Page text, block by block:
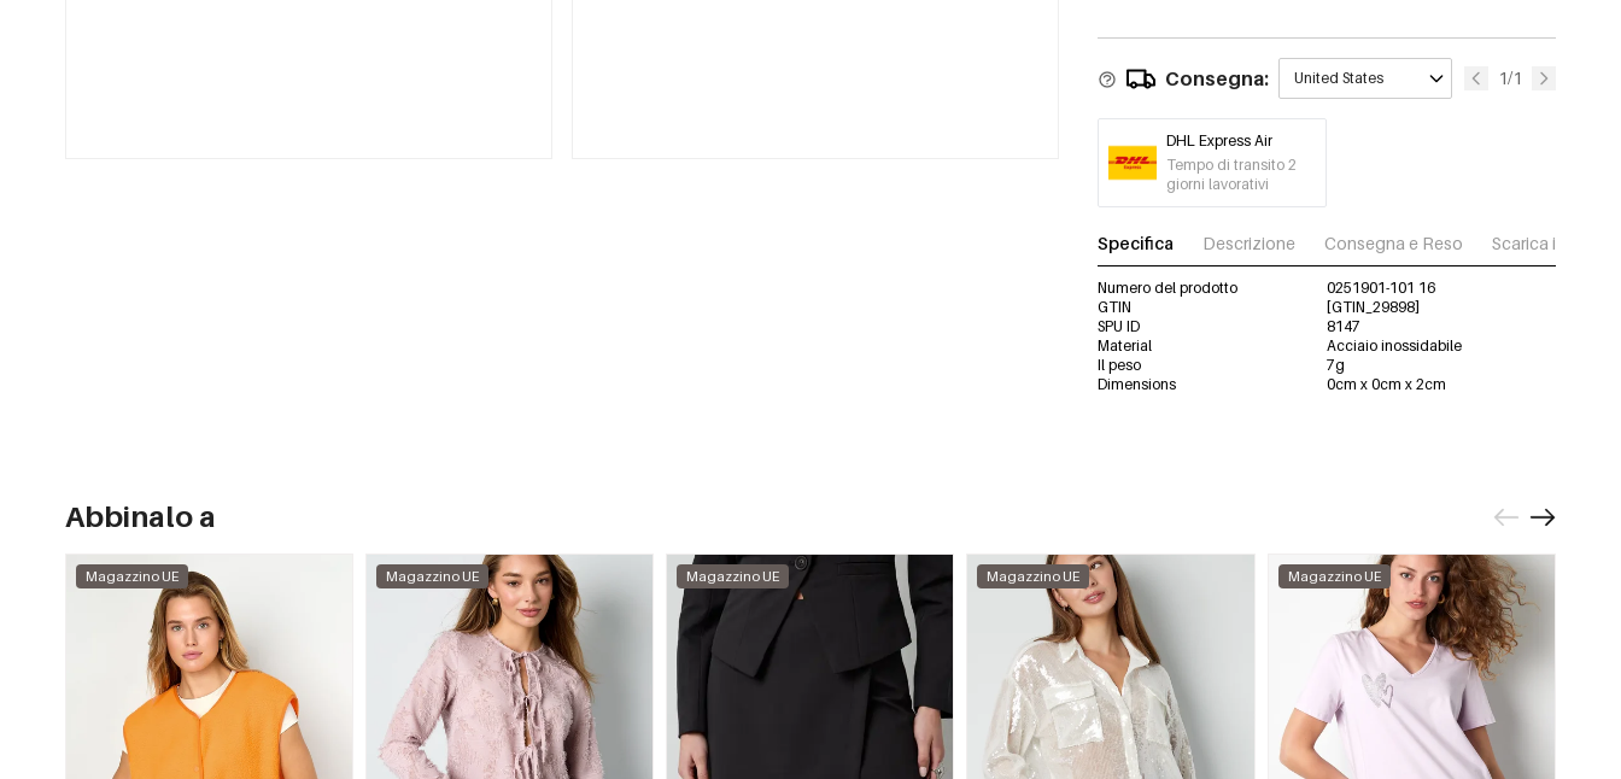
Consegna: United States 1/1
DHL Express Air
Tempo di transito 2
giorni lavorativi
Specifica Descrizione Consegna e Reso Scarica immagini
Numero del prodotto
0251901-101 16
GTIN
[GTIN_29898]
SPU ID
8147
Material
Acciaio inossidabile
Il peso
7g
Dimensions
0cm x 0cm x 2cm
Abbinalo a
Magazzino UE Magazzino UE Magazzino UE Magazzino UE Magazzino UE